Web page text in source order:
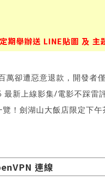
期舉辦送 LINE貼圖 及 主
萬卻遭惡意退款，開發者
最新上線影集/電影不踩雷
覽！劍湖山大飯店限定下
連線